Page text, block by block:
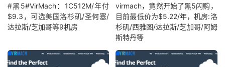
#黑5#VirMach：1C512M/年付
$9.3，可选美国洛杉矶/圣何塞/
达拉斯/芝加哥等9机房
virmach，竟然开始了黑5闪购，
目前最低价为$5.22/年，机房:洛
杉矶/西雅图/达拉斯/芝加哥/阿姆
斯特丹等